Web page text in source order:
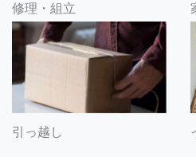
修理・組立
引っ越し